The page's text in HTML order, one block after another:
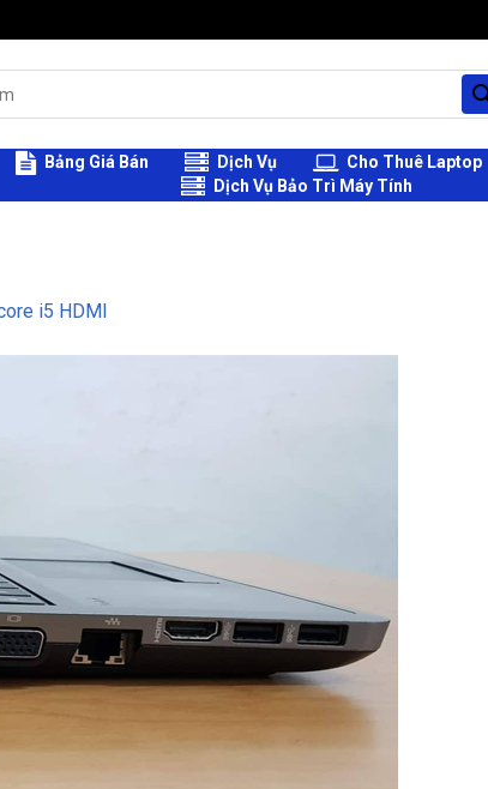
Bảng Giá Bán Dịch Vụ Cho Thuê Laptop
Dịch Vụ Bảo Trì Máy Tính
i5 HDMI